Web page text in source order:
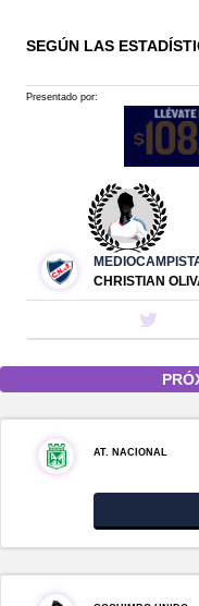
SEGÚN LAS
Presentado por:
CHRISTIAN
AT. NACIONAL